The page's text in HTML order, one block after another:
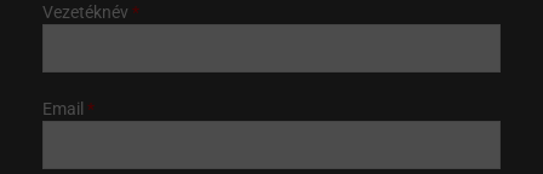
Vezetéknév
Email